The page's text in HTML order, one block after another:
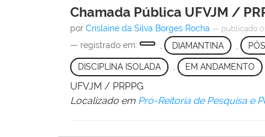
Chamada Pública UFVJM /
porCrislaine da Silva Borges Rocha — publicado
— registrado em: DIAMANTINA
DISCIPLINA ISOLADA , EM ANDAMENTO
UFVJM / PRPPG
Localizado em Pró-Reitoria de Pesquisa e